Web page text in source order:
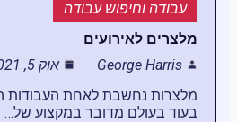
עבודה וחיפוש עבודה
מלצרים לאירועים
George Harris
אוק 5, 2021
מלצרות נחשבת לאחת העבודות
בעוד בעולם מדובר במקצוע של…